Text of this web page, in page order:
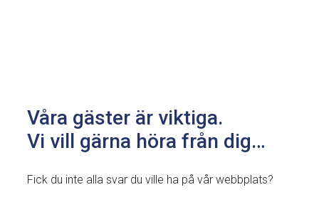
Våra gäster är viktiga.
Vi vill gärna höra från dig…
Fick du inte alla svar du ville ha på vår webbplats?